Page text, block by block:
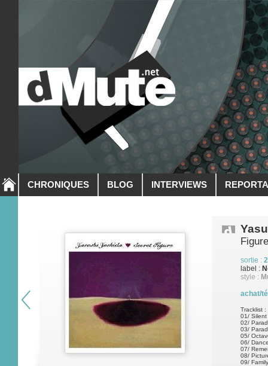
CHRONIQUES BLOG INTERVIEWS
Figure
sortie :
label :
style :
achat/
Tracklist :
01/ Silent
02/
03/
05/
06/
07/
08/
09/ Family